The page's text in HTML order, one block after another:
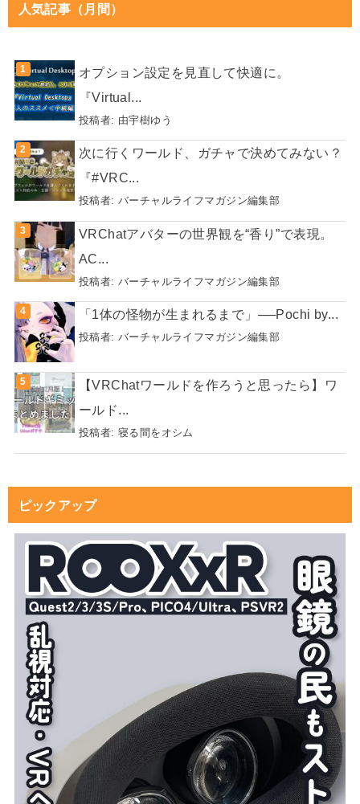
人気記事（月間）
オプション設定を見直して快適に。
『Virtual...
投稿者: 由宇樹ゆう
次に行くワールド、ガチャで決めてみない？
『#VRC...
投稿者: バーチャルライフマガジン編集部
VRChatアバターの世界観を“香り”で表現。
AC...
投稿者: バーチャルライフマガジン編集部
「1体の怪物が生まれるまで」──Pochi by...
投稿者: バーチャルライフマガジン編集部
【VRChatワールドを作ろうと思ったら】ワ
ールド...
投稿者: 寝る間をオシム
ピックアップ